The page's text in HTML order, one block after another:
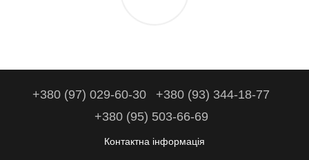
+380 (97) 029-60-30
+380 (93) 344-18-77
+380 (95) 503-66-69
Контактна інформація